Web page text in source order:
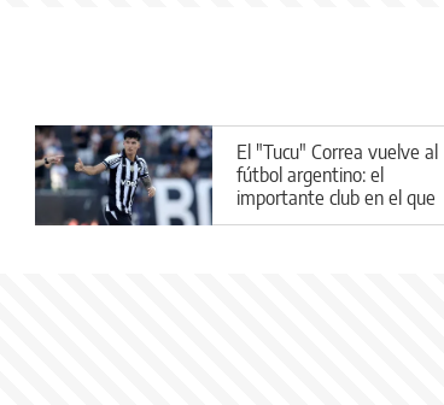
El "Tucu" Correa vuelve al
fútbol argentino: el
importante club en el que
jugará